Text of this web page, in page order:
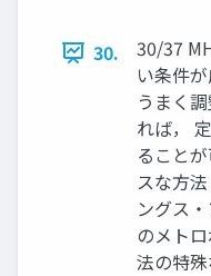
30.
30/37
い条件
うまく
れば，
ること
スな方
ングス
のメト
法の特殊